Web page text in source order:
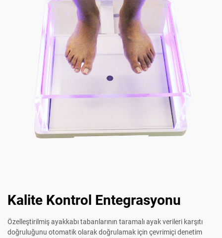
Kalite Kontrol Entegrasyonu
Özelleştirilmiş ayakkabı tabanlarının taramalı ayak verileri karşıtı
doğruluğunu otomatik olarak doğrulamak için çevrimiçi denetim